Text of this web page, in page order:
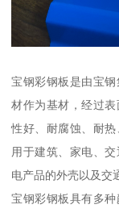
宝钢彩钢板是由宝
材作为基材，经过
性好、耐腐蚀、耐
用于建筑、家电、
电产品的外壳以及交
宝钢彩钢板具有多